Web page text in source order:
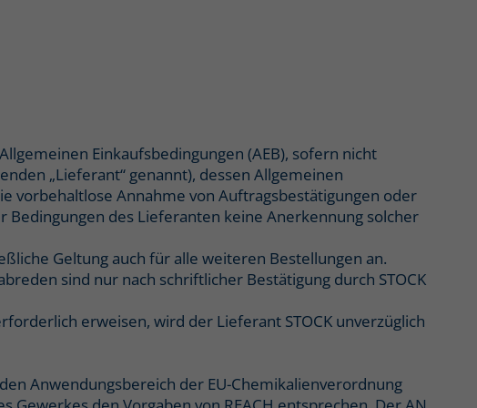
Einkaufsbedingungen (AEB), sofern nicht
„Lieferant“ genannt), dessen Allgemeinen
vorbehaltlose Annahme von Auftragsbestätigungen oder
des Lieferanten keine Anerkennung solcher
Geltung auch für alle weiteren Bestellungen an.
sind nur nach schriftlicher Bestätigung durch STOCK
erweisen, wird der Lieferant STOCK unverzüglich
Anwendungsbereich der EU-Chemikalienverordnung